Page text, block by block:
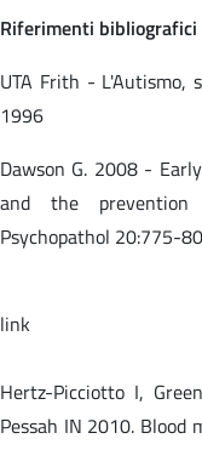
Riferimenti bibliografici
UTA Frith - L'Autismo,
1996
Dawson G. 2008 -
and the
Psychopathol 20:775-
link
Hertz-Picciotto I,
Pessah IN 2010. Blood